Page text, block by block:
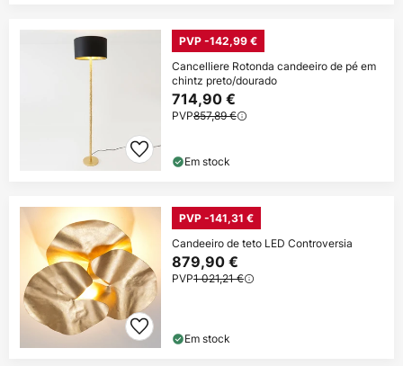
PVP -142,99 €
Cancelliere Rotonda candeeiro de pé em
chintz preto/dourado
714,90 €
PVP857,89 €
Em stock
PVP -141,31 €
Candeeiro de teto LED Controversia
879,90 €
PVP1 021,21 €
Em stock